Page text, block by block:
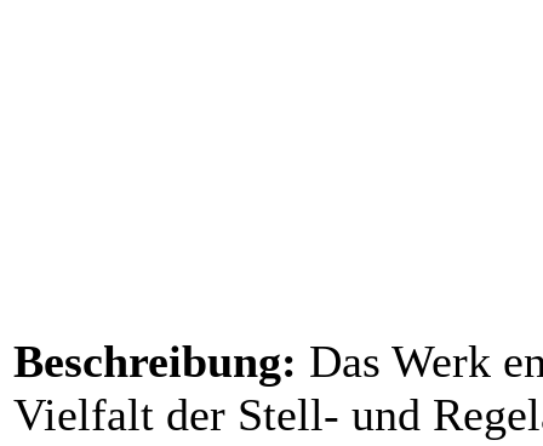
Beschreibung: Das Werk
Vielfalt der Stell- und